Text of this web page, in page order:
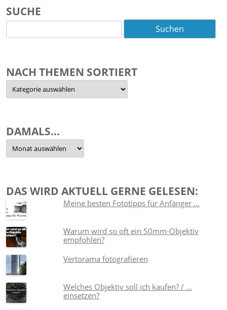
SUCHE
nach:
NACH THEMEN SORTIERT
Nach
Themen
sortiert
DAMALS…
Damals…
DAS WIRD AKTUELL GERNE GELESEN:
Meine besten Fototipps für Anfänger ...
Warum wird so oft ein 50mm-Objektiv
empfohlen?
Vertorama fotografieren
Welches Objektiv soll ich kaufen? / ...
einsetzen?